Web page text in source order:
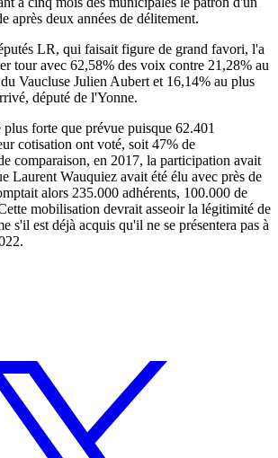
après deux années de délitement.
LR, qui faisait figure de grand favori, l'a
tour avec 62,58% des voix contre 21,28% au
Vaucluse Julien Aubert et 16,14% au plus
député de l'Yonne.
forte que prévue puisque 62.401
cotisation ont voté, soit 47% de
comparaison, en 2017, la participation avait
Laurent Wauquiez avait été élu avec près de
alors 235.000 adhérents, 100.000 de
mobilisation devrait asseoir la légitimité de
s'il est déjà acquis qu'il ne se présentera pas à